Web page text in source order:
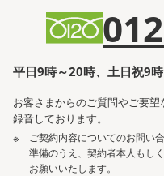
平日9時～20時、土日祝9
お客さまからのご質問やご要
録音しております。
ご契約内容についてのお問い
準備のうえ、契約者本人もし
お願いいたします。